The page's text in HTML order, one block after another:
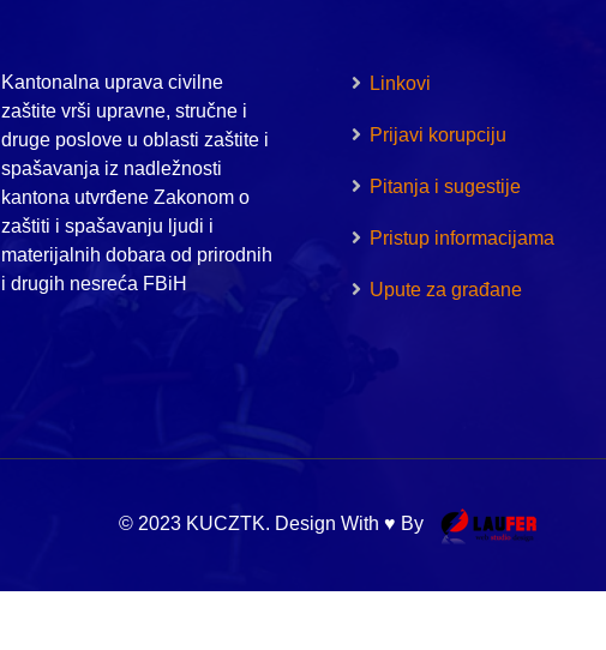
Kantonalna uprava civilne
zaštite vrši upravne, stručne i
druge poslove u oblasti zaštite i
spašavanja iz nadležnosti
kantona utvrđene Zakonom o
zaštiti i spašavanju ljudi i
materijalnih dobara od prirodnih
i drugih nesreća FBiH
Linkovi
Prijavi korupciju
Pitanja i sugestije
Pristup informacijama
Upute za građane
© 2023 KUCZTK. Design With ♥ By